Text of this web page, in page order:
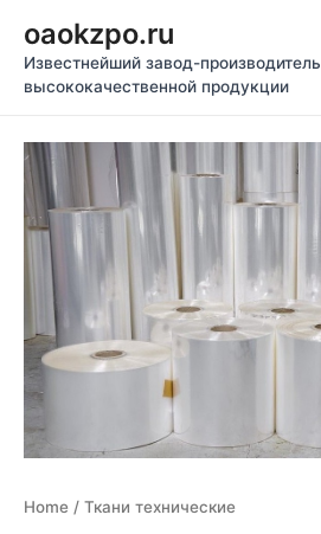
содержимому
oaokzpo.ru
Известнейший завод-производитель
высококачественной продукции
Home / Ткани технические